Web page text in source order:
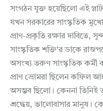
সংগঠন যুক্ত হয়েছিলো এই
যখন সরকারের সাংস্কৃতিক
প্রাণ-প্রকৃতি রক্ষার দাবিতে,
সাংস্কৃতিক শক্তি’র ডাকে
অসংখ্য তরুণ সাংস্কৃতিক কর্মী
প্রাণ ভ্রোমরা ছিলেন কফিল
অসম্ভব ছিলো। কেননা তিনিই
শ্রদ্ধেয়, ভালোবাসার মানুষ।